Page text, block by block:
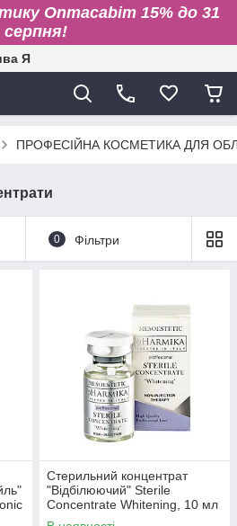
Onmacabim 15% до 31
серпня!
Я
ПРОФЕСІЙНА КОСМЕТИКА ДЛЯ
0 Фільтри
Стерильний концентрат
"Відбілюючий" Sterile
Concentrate Whitening, 10 мл